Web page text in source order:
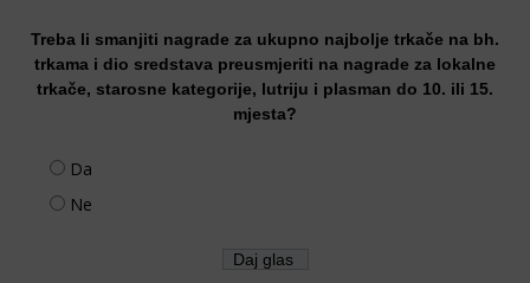
Treba li smanjiti nagrade za ukupno najbolje trkače na bh.
trkama i dio sredstava preusmjeriti na nagrade za lokalne
trkače, starosne kategorije, lutriju i plasman do 10. ili 15.
mjesta?
Da
Ne